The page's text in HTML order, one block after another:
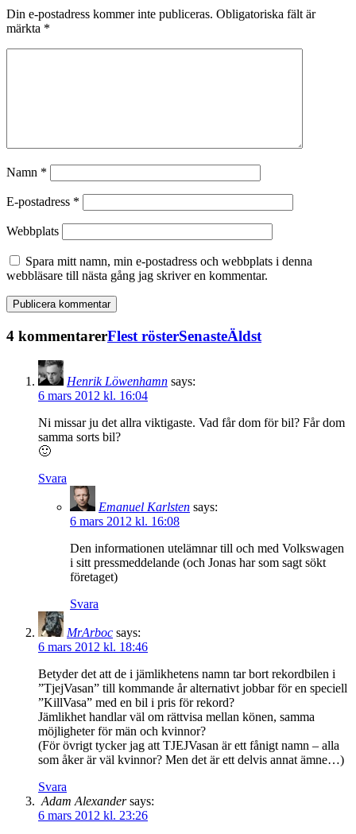
Din e-postadress kommer inte publiceras. Obligatoriska fält är
märkta *
Namn *
E-postadress *
Webbplats
Spara mitt namn, min e-postadress och webbplats i denna
webbläsare till nästa gång jag skriver en kommentar.
4 kommentarerFlest rösterSenasteÄldst
Henrik Löwenhamn says:
6 mars 2012 kl. 16:04
Ni missar ju det allra viktigaste. Vad får dom för bil? Får dom
samma sorts bil?
🙂
Svara
Emanuel Karlsten says:
6 mars 2012 kl. 16:08
Den informationen utelämnar till och med Volkswagen
i sitt pressmeddelande (och Jonas har som sagt sökt
företaget)
Svara
MrArboc says:
6 mars 2012 kl. 18:46
Betyder det att de i jämlikhetens namn tar bort rekordbilen i
”TjejVasan” till kommande år alternativt jobbar för en speciell
”KillVasa” med en bil i pris för rekord?
Jämlikhet handlar väl om rättvisa mellan könen, samma
möjligheter för män och kvinnor?
(För övrigt tycker jag att TJEJVasan är ett fånigt namn – alla
som åker är väl kvinnor? Men det är ett delvis annat ämne…)
Svara
Adam Alexander says:
6 mars 2012 kl. 23:26